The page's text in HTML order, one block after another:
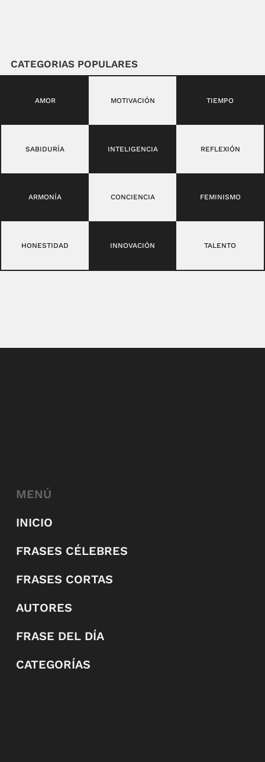
CATEGORIAS POPULARES
AMOR MOTIVACIÓN TIEMPO
SABIDURÍA INTELIGENCIA REFLEXIÓN
ARMONÍA CONCIENCIA FEMINISMO
HONESTIDAD INNOVACIÓN TALENTO
MENÚ
INICIO
FRASES CÉLEBRES
FRASES CORTAS
AUTORES
FRASE DEL DÍA
CATEGORÍAS